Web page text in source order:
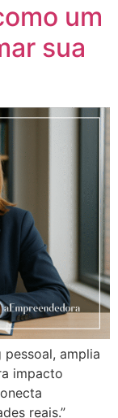
um
sua
amplia
impacto
reais.”